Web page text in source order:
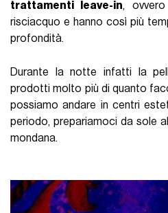
trattamenti leave-in,
risciacquo e hanno così più
profondità.
Durante la notte infatti la
prodotti molto più di quanto
possiamo andare in centri
periodo, prepariamoci da sole
mondana.